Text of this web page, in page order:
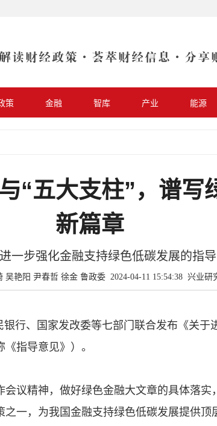
策 金融 智库 产业 能源
“五大支柱”，谱写
新篇章
步强化金融支持绿色低碳发展的指导
吴艳阳 尹春哲 徐金 鲁政委 2024-04-11 15:54:38 兴业研
银行、国家发改委等七部门联合发布《关于
指导意见》）。
会议精神，做好绿色金融大文章的具体落
一，为我国金融支持绿色低碳发展提供顶